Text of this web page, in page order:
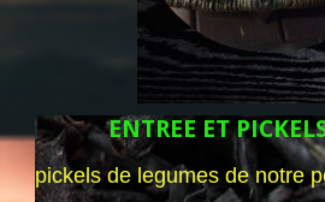
ENTREE ET
pickels de legumes de notre